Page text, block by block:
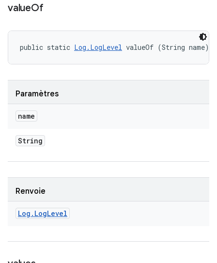
valueOf
public static Log.LogLevel valueOf (String name)
Paramètres
name
String
Renvoie
Log . LogLevel